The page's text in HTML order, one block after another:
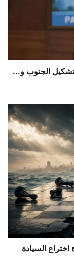
الجنوب و...
السيادة